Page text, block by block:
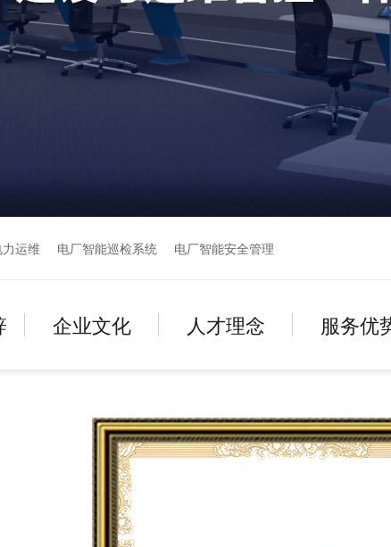
力运维 电厂智能巡检系统 电厂智能安全管理
企业文化 人才理念 服务优